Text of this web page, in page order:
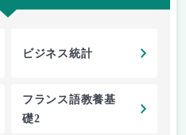
ビジネス統計
フランス語教養基
礎2